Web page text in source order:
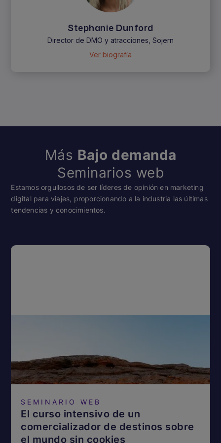
Stephanie Dunford
Director de DMO y atracciones, Sojern
Ver biografía
Más Bajo demanda
Seminarios web
Estamos orgullosos de ser líderes de opinión en marketing
digital para viajes, proporcionando a la industria las últimas
tendencias y conocimientos.
SEMINARIO WEB
El curso intensivo de un
comercializador de destinos sobre
el mundo sin cookies